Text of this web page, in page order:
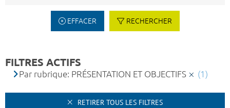
EFFACER RECHERCHER
FILTRES ACTIFS
Par rubrique: PRÉSENTATION ET OBJECTIFS (1)
RETIRER TOUS LES FILTRES